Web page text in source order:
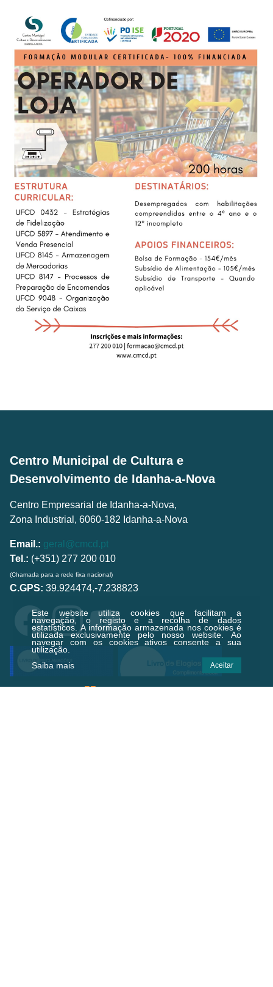
Este website utiliza cookies que facilitam a
navegação, o registo e a recolha de dados
estatísticos.A informação armazenada nos cookies é
utilizada exclusivamente pelo nosso website. Ao
navegar com os cookies ativos consente a sua
utilização.
Saiba mais
Aceitar
Centro Municipal de Cultura e
Desenvolvimento de Idanha-a-Nova
Centro Empresarial de Idanha-a-Nova,
Zona Industrial, 6060-182 Idanha-a-Nova
Email.: geral@cmcd.pt
Tel.: (+351) 277 200 010
(Chamada para a rede fixa nacional)
C.GPS: 39.924474,-7.238823